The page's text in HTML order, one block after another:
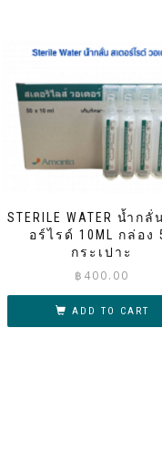
STERILE WATER น้ำกลั่
อร์ไรด์ 10ML กล่อง
กระเปาะ
฿ 400.00
ADD TO CART